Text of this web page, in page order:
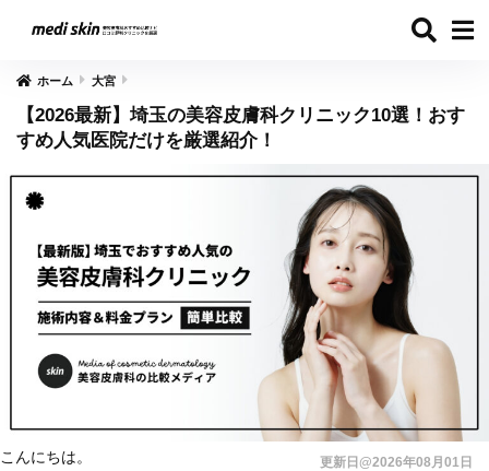
ホーム 大宮
【2026最新】埼玉の美容皮膚科クリニック10選！おす
すめ人気医院だけを厳選紹介！
更新日@2026年08月01日
こんにちは。